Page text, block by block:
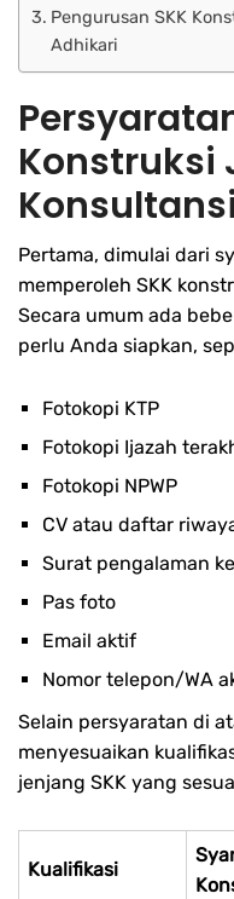
Pengurusan SKK
Adhikari
Konstruksi
Konsultansi
Pertama, dimulai dari
memperoleh SKK
Secara umum ada
perlu Anda siapkan,
Fotokopi KTP
Fotokopi Ijazah
Fotokopi NPWP
CV atau daftar
Surat pengalaman
Pas foto
Email aktif
Nomor telepon/WA
Selain persyaratan di
menyesuaikan
jenjang SKK yang
Kualifikasi